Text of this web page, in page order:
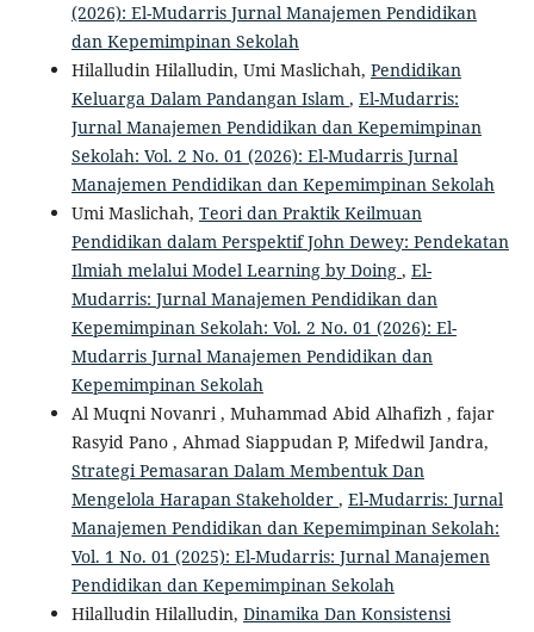
(2026): El-Mudarris Jurnal Manajemen Pendidikan
dan Kepemimpinan Sekolah
Hilalludin Hilalludin, Umi Maslichah, Pendidikan
Keluarga Dalam Pandangan Islam , El-Mudarris:
Jurnal Manajemen Pendidikan dan Kepemimpinan
Sekolah: Vol. 2 No. 01 (2026): El-Mudarris Jurnal
Manajemen Pendidikan dan Kepemimpinan Sekolah
Umi Maslichah, Teori dan Praktik Keilmuan
Pendidikan dalam Perspektif John Dewey: Pendekatan
Ilmiah melalui Model Learning by Doing , El-
Mudarris: Jurnal Manajemen Pendidikan dan
Kepemimpinan Sekolah: Vol. 2 No. 01 (2026): El-
Mudarris Jurnal Manajemen Pendidikan dan
Kepemimpinan Sekolah
Al Muqni Novanri , Muhammad Abid Alhafizh , fajar
Rasyid Pano , Ahmad Siappudan P, Mifedwil Jandra,
Strategi Pemasaran Dalam Membentuk Dan
Mengelola Harapan Stakeholder , El-Mudarris: Jurnal
Manajemen Pendidikan dan Kepemimpinan Sekolah:
Vol. 1 No. 01 (2025): El-Mudarris: Jurnal Manajemen
Pendidikan dan Kepemimpinan Sekolah
Hilalludin Hilalludin, Dinamika Dan Konsistensi